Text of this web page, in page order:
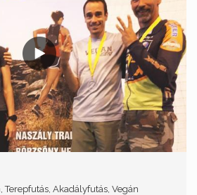
Terepfutás, Akadályfutás, Vegán